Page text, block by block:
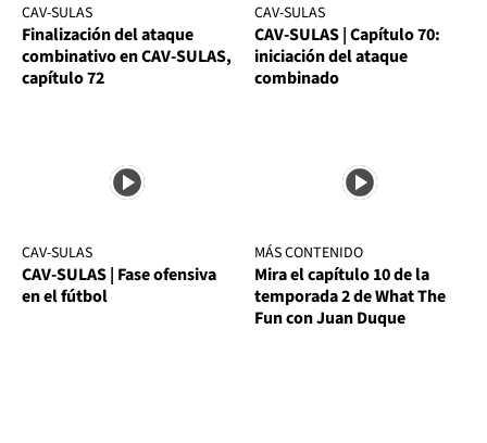
CAV-SULAS
Finalización del ataque
combinativo en CAV-SULAS,
capítulo 72
CAV-SULAS
CAV-SULAS | Capítulo 70:
iniciación del ataque
combinado
CAV-SULAS
CAV-SULAS | Fase ofensiva
en el fútbol
MÁS CONTENIDO
Mira el capítulo 10 de la
temporada 2 de What The
Fun con Juan Duque